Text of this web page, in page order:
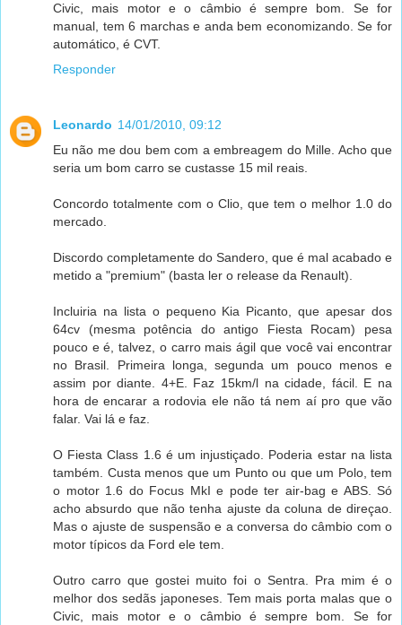
Civic, mais motor e o câmbio é sempre bom. Se for
manual, tem 6 marchas e anda bem economizando. Se for
automático, é CVT.
Responder
Leonardo 14/01/2010, 09:12
Eu não me dou bem com a embreagem do Mille. Acho que
seria um bom carro se custasse 15 mil reais.
Concordo totalmente com o Clio, que tem o melhor 1.0 do
mercado.
Discordo completamente do Sandero, que é mal acabado e
metido a "premium" (basta ler o release da Renault).
Incluiria na lista o pequeno Kia Picanto, que apesar dos
64cv (mesma potência do antigo Fiesta Rocam) pesa
pouco e é, talvez, o carro mais ágil que você vai encontrar
no Brasil. Primeira longa, segunda um pouco menos e
assim por diante. 4+E. Faz 15km/l na cidade, fácil. E na
hora de encarar a rodovia ele não tá nem aí pro que vão
falar. Vai lá e faz.
O Fiesta Class 1.6 é um injustiçado. Poderia estar na lista
também. Custa menos que um Punto ou que um Polo, tem
o motor 1.6 do Focus MkI e pode ter air-bag e ABS. Só
acho absurdo que não tenha ajuste da coluna de direçao.
Mas o ajuste de suspensão e a conversa do câmbio com o
motor típicos da Ford ele tem.
Outro carro que gostei muito foi o Sentra. Pra mim é o
melhor dos sedãs japoneses. Tem mais porta malas que o
Civic, mais motor e o câmbio é sempre bom. Se for